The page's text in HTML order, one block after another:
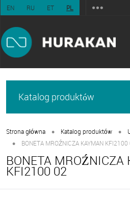
EN RU ET PL
Katalog produktów
Strona główna • Katalog produktów •
•
BONETA MROŹNICZA KAYMAN KFI2100
BONETA MROŹNICZA
KFI2100 02